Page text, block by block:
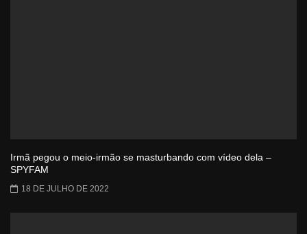
Irmã pegou o meio-irmão se masturbando com vídeo dela –
SPYFAM
18 DE JULHO DE 2022